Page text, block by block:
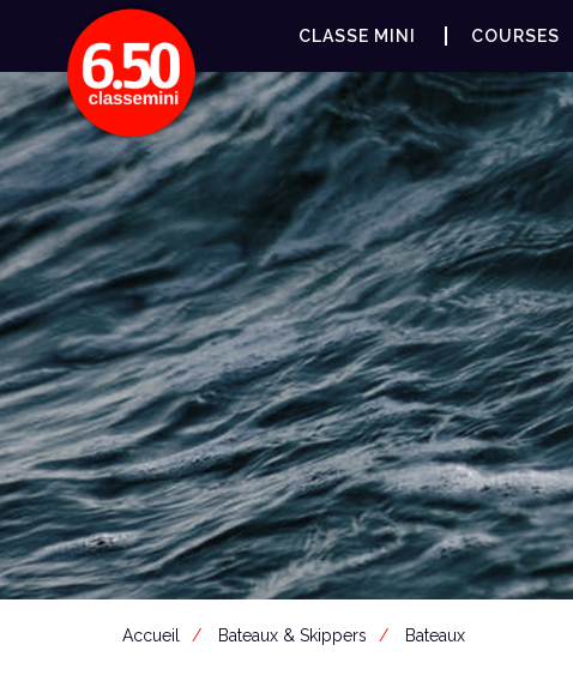
CLASSE MINI COURSES
Accueil Bateaux & Skippers Bateaux